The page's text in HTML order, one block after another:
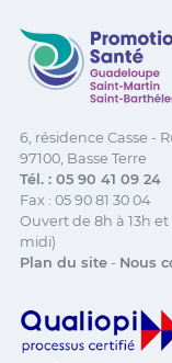
Promotion
6, résidence Casse -
97100, Basse Terre
Tél. : 05 90 41 09 24
Fax : 05 90 81 30 04
Ouvert de 8h à 13h
midi)
Plan du site- Nous